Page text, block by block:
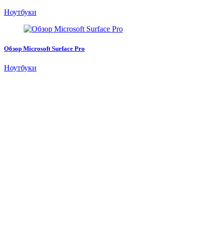
Ноутбуки
Обзор Microsoft Surface Pro
Ноутбуки